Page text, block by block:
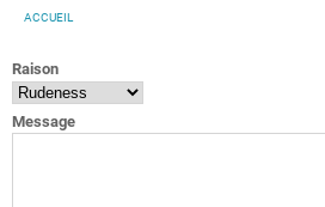
ACCUEIL
Raison
Message